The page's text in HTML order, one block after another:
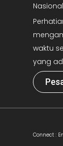
waktu
yang
Connect :